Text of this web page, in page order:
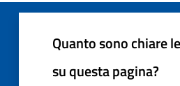
Quanto sono chiare
su questa pagina?